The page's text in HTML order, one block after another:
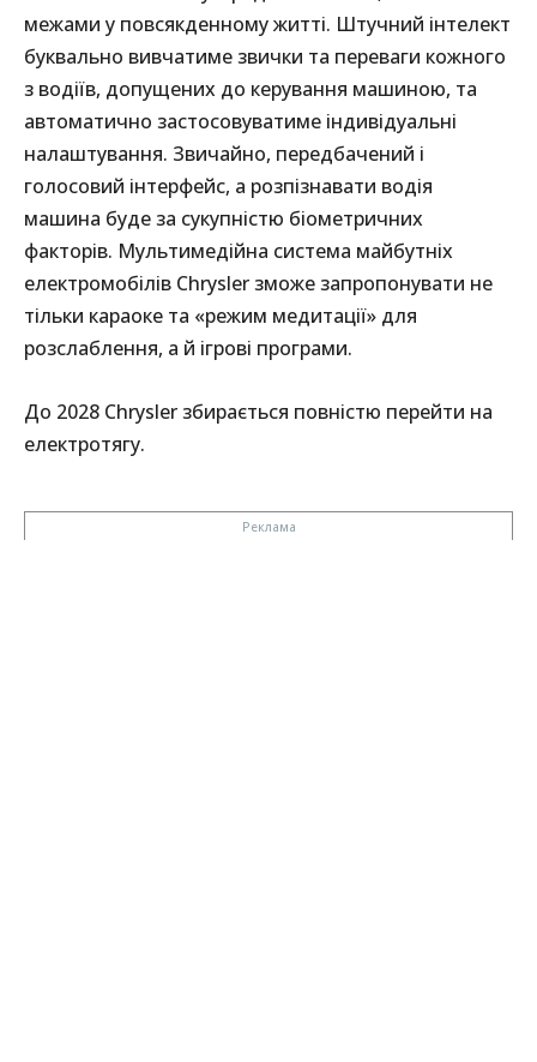
межами у повсякденному житті. Штучний інтелект
буквально вивчатиме звички та переваги кожного
з водіїв, допущених до керування машиною, та
автоматично застосовуватиме індивідуальні
налаштування. Звичайно, передбачений і
голосовий інтерфейс, а розпізнавати водія
машина буде за сукупністю біометричних
факторів. Мультимедійна система майбутніх
електромобілів Chrysler зможе запропонувати не
тільки караоке та «режим медитації» для
розслаблення, а й ігрові програми.
До 2028 Chrysler збирається повністю перейти на
електротягу.